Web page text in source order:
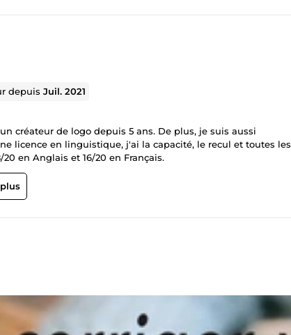
depuisJuil. 2021
créateur de logo depuis 5 ans. De plus, je suis aussi
licence en linguistique, j'ai la capacité, le recul et toutes les
en Anglais et 16/20 en Français.